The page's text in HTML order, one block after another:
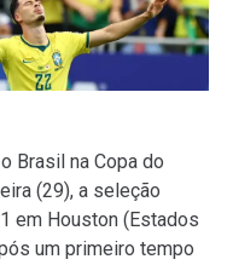
Brasil na Copa do
(29), a seleção
em Houston (Estados
um primeiro tempo